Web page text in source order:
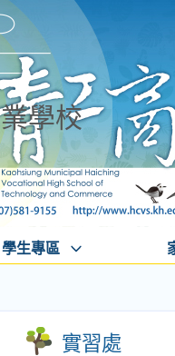
學校
學生專區
實習處